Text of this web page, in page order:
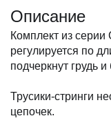
Описание
Комплект из
регулируется по
подчеркнут грудь
Трусики-стринги
цепочек.